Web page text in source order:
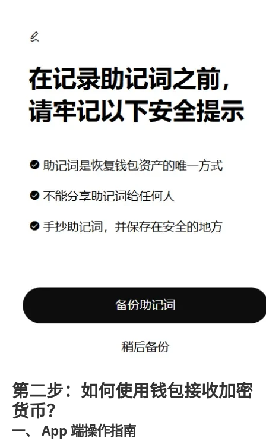
第二步：如何使用钱包接收加密
货币？
一、 App 端操作指南